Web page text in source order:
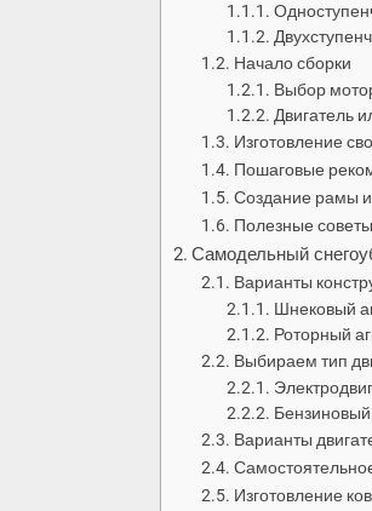
Начало сборки
Выбор
Двигатель
Изготовление
Пошаговые
Создание рамы
Полезные советы
Самодельный
Варианты
Шнековый
Роторный
Выбираем тип
Варианты
Изготовление